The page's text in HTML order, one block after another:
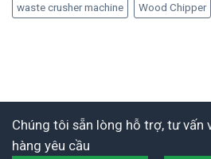
waste crusher machine Wood Chipper
Chúng tôi sẵn lòng hỗ trợ, tư vấn
hàng yêu cầu